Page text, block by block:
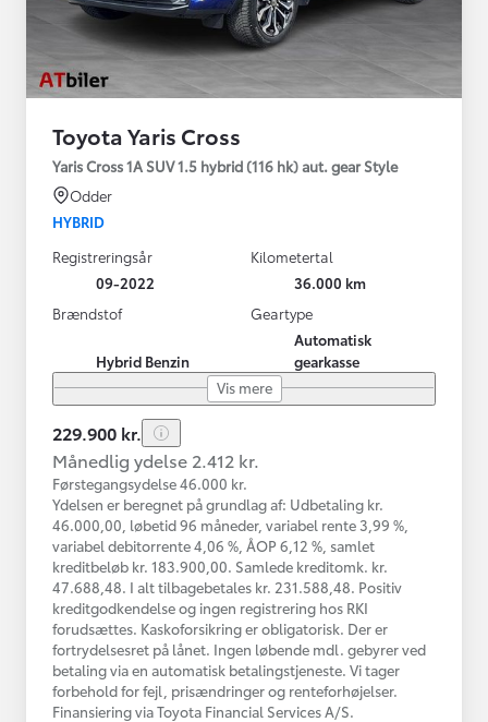
Toyota Yaris Cross
Yaris Cross 1A SUV 1.5 hybrid (116 hk) aut. gear Style
Odder
HYBRID
Registreringsår
09-2022
Kilometertal
36.000 km
Brændstof
Hybrid Benzin
Geartype
Automatisk
gearkasse
Vis mere
229.900 kr.
Månedlig ydelse 2.412 kr.
Førstegangsydelse 46.000 kr.
Ydelsen er beregnet på grundlag af: Udbetaling kr.
46.000,00, løbetid 96 måneder, variabel rente 3,99 %,
variabel debitorrente 4,06 %, ÅOP 6,12 %, samlet
kreditbeløb kr. 183.900,00. Samlede kreditomk. kr.
47.688,48. I alt tilbagebetales kr. 231.588,48. Positiv
kreditgodkendelse og ingen registrering hos RKI
forudsættes. Kaskoforsikring er obligatorisk. Der er
fortrydelsesret på lånet. Ingen løbende mdl. gebyrer ved
betaling via en automatisk betalingstjeneste. Vi tager
forbehold for fejl, prisændringer og renteforhøjelser.
Finansiering via Toyota Financial Services A/S.